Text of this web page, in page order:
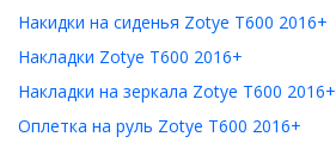
Накидки на сиденья Zotye T600 2016+
Накладки Zotye T600 2016+
Накладки на зеркала Zotye T600 2016+
Оплетка на руль Zotye T600 2016+